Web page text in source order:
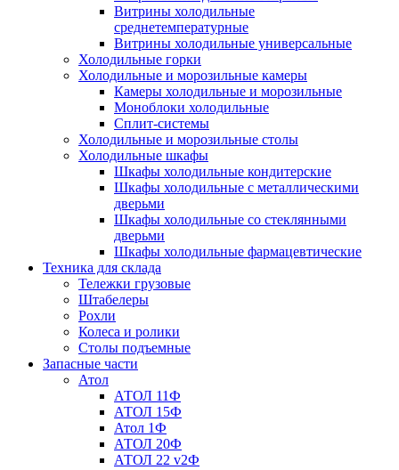
Витрины холодильные
среднетемпературные
Витрины холодильные универсальные
Холодильные горки
Холодильные и морозильные камеры
Камеры холодильные и морозильные
Моноблоки холодильные
Сплит-системы
Холодильные и морозильные столы
Холодильные шкафы
Шкафы холодильные кондитерские
Шкафы холодильные с металлическими
дверьми
Шкафы холодильные со стеклянными
дверьми
Шкафы холодильные фармацевтические
Техника для склада
Тележки грузовые
Штабелеры
Рохли
Колеса и ролики
Столы подъемные
Запасные части
Атол
АТОЛ 11Ф
АТОЛ 15Ф
Атол 1Ф
АТОЛ 20Ф
АТОЛ 22 v2Ф